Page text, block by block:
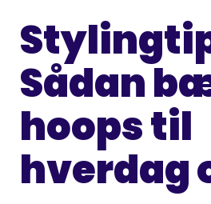
Sådan
hoops til
hverdag